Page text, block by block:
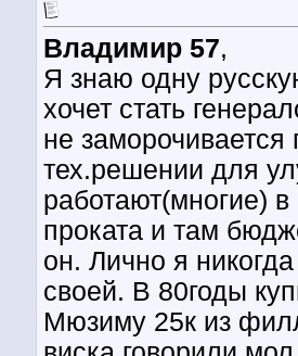
Владимир 57,
Я знаю одну
хочет стать
не
тех.решении для
работают(многие)
проката и там
он. Лично я
своей. В 80годы
Мюзиму 25к из